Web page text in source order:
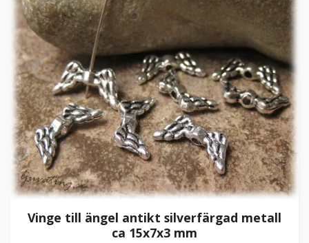
Vinge till ängel antikt silverfärgad metall
ca 15x7x3 mm